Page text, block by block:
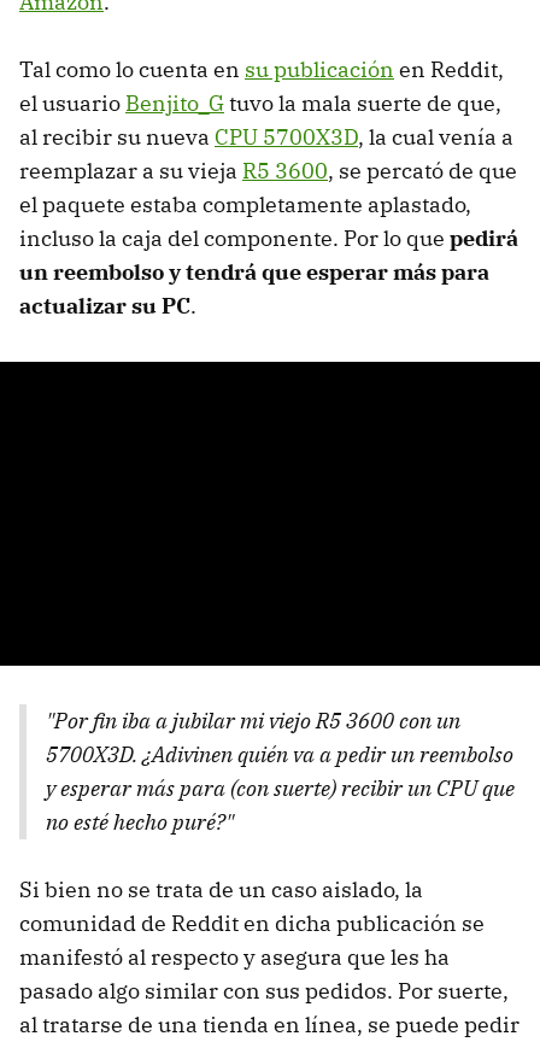
Tal como lo cuenta en su publicación en Reddit,
el usuario Benjito_Gtuvo la mala suerte de que,
al recibir su nueva CPU 5700X3D, la cual venía a
reemplazar a su vieja R5 3600, se percató de que
el paquete estaba completamente aplastado,
incluso la caja del componente. Por lo que pedirá
un reembolso y tendrá que esperar más para
actualizar su PC.
"Por fin iba a jubilar mi viejo R5 3600 con un
5700X3D. ¿Adivinen quién va a pedir un reembolso
y esperar más para (con suerte) recibir un CPU que
no esté hecho puré?"
Si bien no se trata de un caso aislado, la
comunidad de Reddit en dicha publicación se
manifestó al respecto y asegura que les ha
pasado algo similar con sus pedidos. Por suerte,
al tratarse de una tienda en línea, se puede pedir